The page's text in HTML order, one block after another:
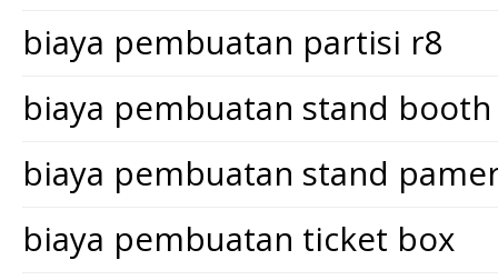
biaya pembuatan partisi r8
biaya pembuatan stand booth
biaya pembuatan stand
biaya pembuatan ticket box